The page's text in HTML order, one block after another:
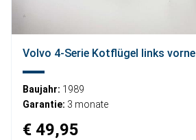
Volvo 4-Serie Kotflügel links vorne
Baujahr: 1989
Garantie: 3 monate
€ 49,95